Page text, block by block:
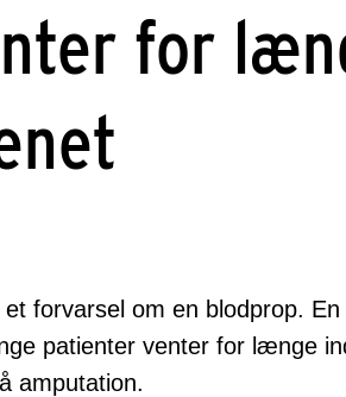
for
forvarsel om en blodprop.
patienter venter for længe
amputation.